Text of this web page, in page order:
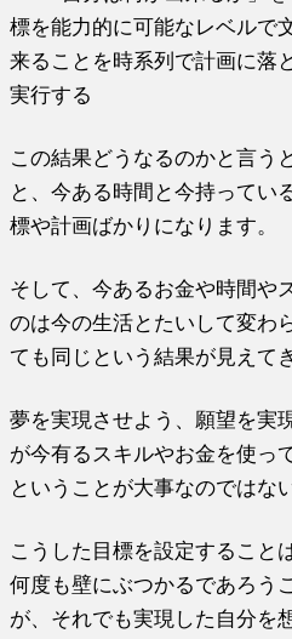
標を能力的に可能なレベル
来ることを時系列で計画に
実行する
この結果どうなるのかと言う
と、今ある時間と今持ってい
標や計画ばかり になります。
そして、今あるお金や時間や
のは今の生活とたい して変わ
ても同じという結果が見えて
夢を実現させよう、願望を実
が今有るスキルやお金を使っ
ということが大事なのではな
こうした目標を設定すること
何度も壁にぶつかるであろう
が、 それでも実現した自分を